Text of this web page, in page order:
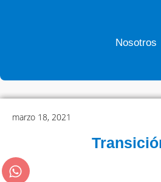
Nosotros
marzo 18, 2021